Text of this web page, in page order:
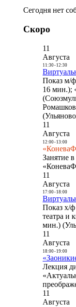
Сегодня нет
Скоро
11
Августа
11:30- 12:30
Показ м/
16 мин.);
11
Августа
12:00- 13:00
Занятие
11
Августа
17:00- 18:00
Показ х/
театра и
мин.)
11
Августа
18:00- 19:00
Лекция
11
Августа